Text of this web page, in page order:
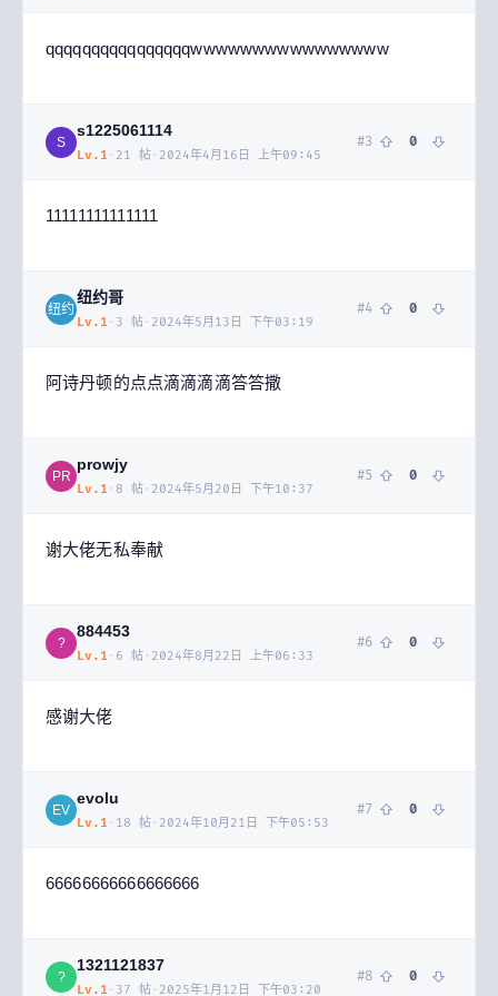
qqqqqqqqqqqqqqqqwwwwwwwwwwwwwwww
S
s1225061114
Lv. 1 · 21 帖 · 2024年4月16日 上午09:45
#3 0
11111111111111
纽约
纽约哥
Lv. 1 · 3 帖 · 2024年5月13日 下午03:19
#4 0
阿诗丹顿的点点滴滴滴滴答答撒
PR
prowjy
Lv. 1 · 8 帖 · 2024年5月20日 下午10:37
#5 0
谢大佬无私奉献
?
884453
Lv. 1 · 6 帖 · 2024年8月22日 上午06:33
#6 0
感谢大佬
EV
evolu
Lv. 1 · 18 帖 · 2024年10月21日 下午05:53
#7 0
66666666666666666
?
1321121837
Lv. 1 · 37 帖 · 2025年1月12日 下午03:20
#8 0